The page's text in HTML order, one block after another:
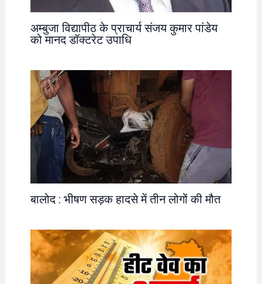
अम्बुजा विद्यापीठ के प्राचार्य संजय कुमार पांडेय
को मानद डॉक्टरेट उपाधि
बालोद : भीषण सड़क हादसे में तीन लोगों की मौत